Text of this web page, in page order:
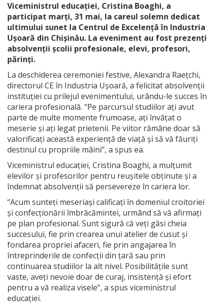
Viceministrul educației, Cristina Boaghi, a
participat marți, 31 mai, la careul solemn dedicat
ultimului sunet la Centrul de Excelență în Industria
Ușoară din Chișinău. La eveniment au fost prezenți
absolvenții școlii profesionale, elevi, profesori,
părinți.
La deschiderea ceremoniei festive, Alexandra Raețchi,
directorul CE în Industria Ușoară, a felicitat absolvenții
instituției cu prilejul evenimentului, urându-le succes în
cariera profesională. “Pe parcursul studiilor ați avut
parte de multe momente frumoase, ați învățat o
meserie și ați legat prietenii. Pe viitor rămâne doar să
valorificați această experiență de viață și să vă făuriți
destinul cu propriile mâini”, a spus ea.
Viceministrul educației, Cristina Boaghi, a mulțumit
elevilor și profesorilor pentru reușitele obținute și a
îndemnat absolvenții să persevereze în cariera lor.
“Acum sunteți meseriași calificați în domeniul croitoriei
și confecționării îmbrăcămintei, urmând să vă afirmați
pe plan profesional. Sunt sigură că veți găsi cheia
succesului, fie prin crearea unui atelier de cusut și
fondarea propriei afaceri, fie prin angajarea în
întreprinderile de confecții din țară sau prin
continuarea studiilor la alt nivel. Posibilitățile sunt
vaste, aveți nevoie doar de curaj, insistență și efort
pentru a vă realiza visele”, a spus viceministrul
educației.